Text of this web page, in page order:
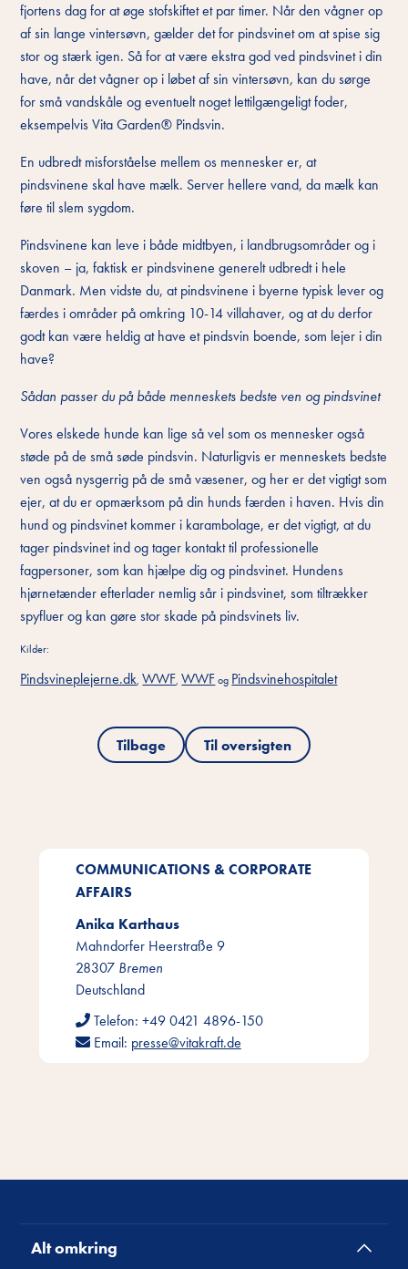
fjortens dag for at øge stofskiftet et par timer. Når den vågner op
af sin lange vintersøvn, gælder det for pindsvinet om at spise sig
stor og stærk igen. Så for at være ekstra god ved pindsvinet i din
have, når det vågner op i løbet af sin vintersøvn, kan du sørge
for små vandskåle og eventuelt noget lettilgængeligt foder,
eksempelvis Vita Garden® Pindsvin.
En udbredt misforståelse mellem os mennesker er, at
pindsvinene skal have mælk. Server hellere vand, da mælk kan
føre til slem sygdom.
Pindsvinene kan leve i både midtbyen, i landbrugsområder og i
skoven – ja, faktisk er pindsvinene generelt udbredt i hele
Danmark. Men vidste du, at pindsvinene i byerne typisk lever og
færdes i områder på omkring 10-14 villahaver, og at du derfor
godt kan være heldig at have et pindsvin boende, som lejer i din
have?
Sådan passer du på både menneskets bedste ven og pindsvinet
Vores elskede hunde kan lige så vel som os mennesker også
støde på de små søde pindsvin. Naturligvis er menneskets bedste
ven også nysgerrig på de små væsener, og her er det vigtigt som
ejer, at du er opmærksom på din hunds færden i haven. Hvis din
hund og pindsvinet kommer i karambolage, er det vigtigt, at du
tager pindsvinet ind og tager kontakt til professionelle
fagpersoner, som kan hjælpe dig og pindsvinet. Hundens
hjørnetænder efterlader nemlig sår i pindsvinet, som tiltrækker
spyfluer og kan gøre stor skade på pindsvinets liv.
Kilder:
Pindsvineplejerne.dk,WWF,WWFog Pindsvinehospitalet
Tilbage Til oversigten
COMMUNICATIONS & CORPORATE
AFFAIRS
Anika Karthaus
Mahndorfer Heerstraße 9
28307 Bremen
Deutschland
Telefon: +49 0421 4896-150
Email: presse@vitakraft.de
Alt omkring